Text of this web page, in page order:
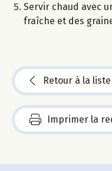
Servir chaud avec
fraîche et des
Retour à la liste
Imprimer la